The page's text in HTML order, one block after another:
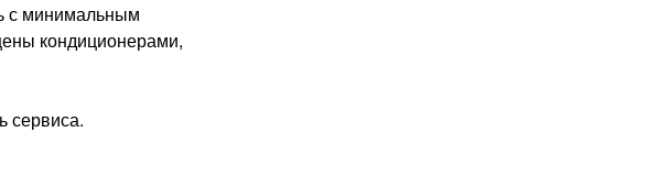
с минимальным
кондиционерами,
сервиса.